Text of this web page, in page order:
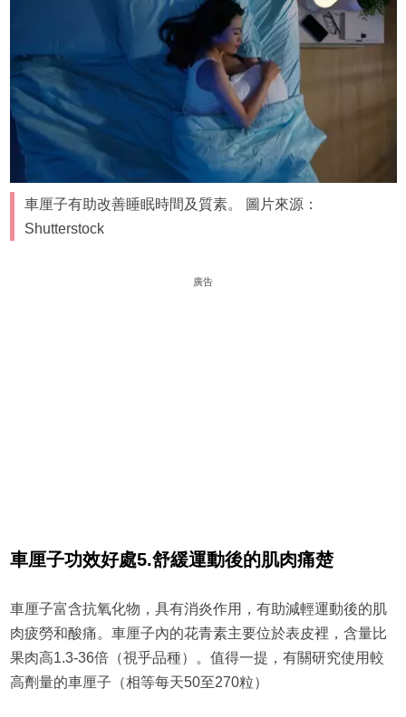
車厘子有助改善睡眠時間及質素。 圖片來源：
Shutterstock
廣告
車厘子功效好處5.舒緩運動後的肌肉痛楚
車厘子富含抗氧化物，具有消炎作用，有助減輕運動後的肌
肉疲勞和酸痛。車厘子內的花青素主要位於表皮裡，含量比
果肉高1.3-36倍（視乎品種）。值得一提，有關研究使用較
高劑量的車厘子（相等每天50至270粒）